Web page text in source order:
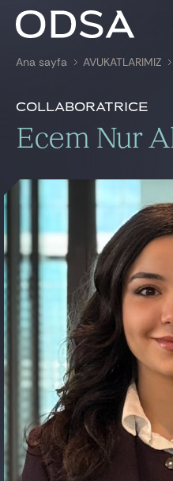
ile arama anahtar
HABER &
BIZE
Ana sayfa AVUKATLARIMIZ
Collaboratrice
Ecem Nur
Ecem Nur Altun
Tanıtım